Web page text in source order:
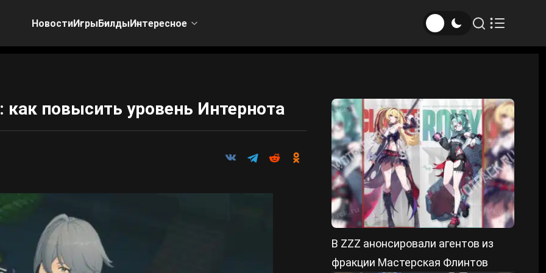
НовостиИгрыБилдыИнтересное
как повысить уровень Интернота
В ZZZ анонсировали агентов из
фракции Мастерская Флинтов